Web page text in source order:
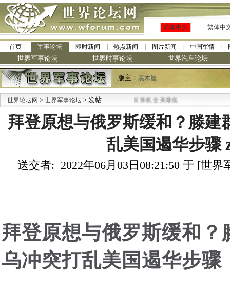
简体中文 繁体中
首页 军事论坛 即时新闻 热点新闻 图片新闻 中国军情
世界军事论坛 世界时事论坛 世界汽车论坛
版主： 黑木崖
世界论坛网 > 世界军事论坛 > 发帖
·九阳全新免清洗型豆浆机 全美最低
拜登原想与俄罗斯缓和？滕建
乱美国遏华步骤
送交者: 2022年06月03日08:21:50 于 [世
拜登原想与俄罗斯缓和？
乌冲突打乱美国遏华步骤